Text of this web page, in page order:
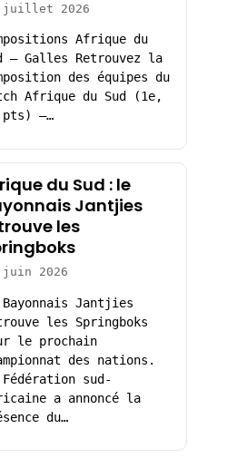
juillet 2026
Afrique du
– Galles Retrouvez la
des équipes du
Afrique du Sud (1e,
pts) –…
du Sud : le
Jantjies
les
juin 2026
Bayonnais Jantjies
les Springboks
le prochain
des nations.
Fédération sud-
a annoncé la
du…